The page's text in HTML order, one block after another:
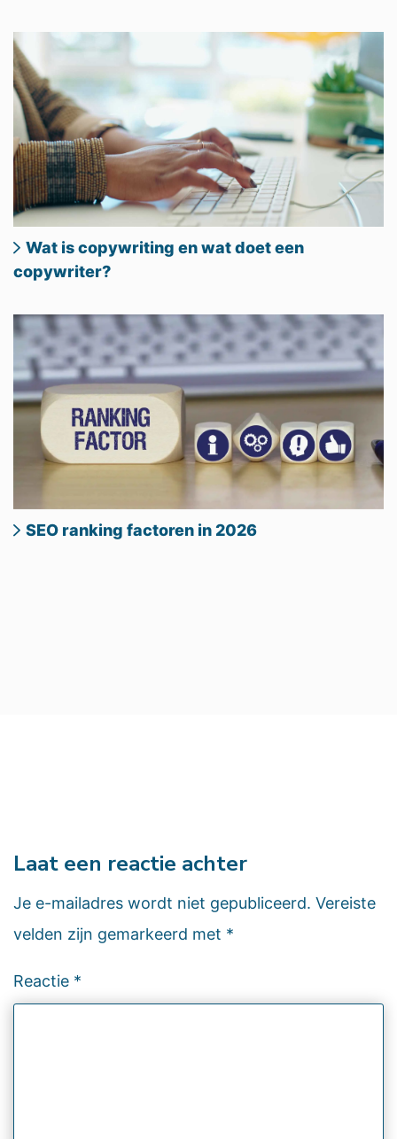
Wat is copywriting en wat doet een
copywriter?
SEO ranking factoren in 2026
Laat een reactie achter
Je e-mailadres wordt niet gepubliceerd. Vereiste
velden zijn gemarkeerd met *
Reactie *